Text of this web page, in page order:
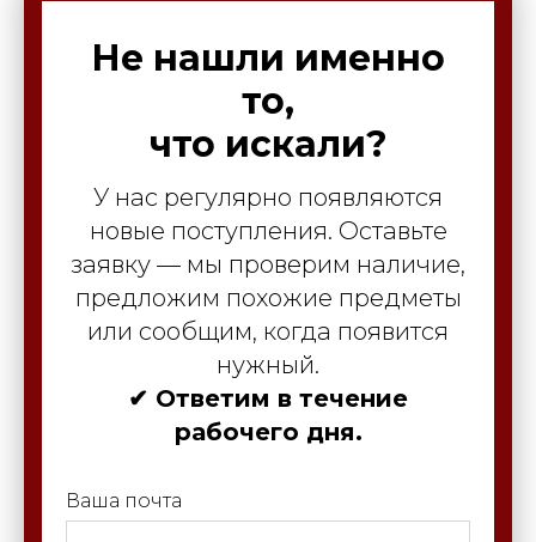
Не нашли именно
то,
что искали?
У нас регулярно появляются
новые поступления. Оставьте
заявку — мы проверим наличие,
предложим похожие предметы
или сообщим, когда появится
нужный.
✔ Ответим в течение
рабочего дня.
Ваша почта